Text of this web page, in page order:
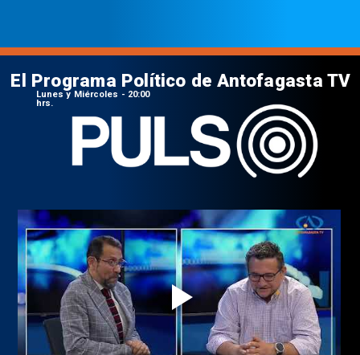
El Programa Político de Antofagasta TV
Lunes y Miércoles - 20:00
hrs.